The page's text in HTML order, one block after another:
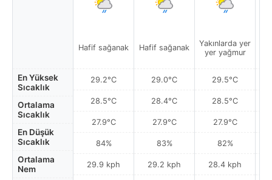
En Yüksek
Sıcaklık
Ortalama
Sıcaklık
En Düşük
Sıcaklık
Ortalama
Nem
Hafif sağanak
29.2°C
28.5°C
27.9°C
84%
29.9 kph
Hafif sağanak
29.0°C
28.4°C
27.9°C
83%
29.2 kph
Yakınlarda yer
yer yağmur
29.5°C
28.5°C
27.9°C
82%
28.4 kph